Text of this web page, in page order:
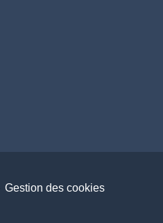
Gestion des cookies